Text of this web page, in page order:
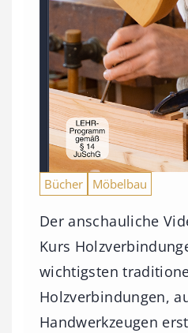
Bücher Möbelbau
Der anschauliche
Kurs
wichtigsten
Holzverbindungen,
Handwerkzeugen